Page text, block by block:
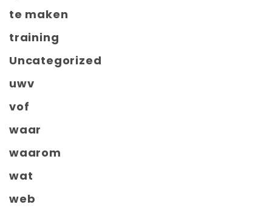
te maken
training
Uncategorized
uwv
vof
waar
waarom
wat
web